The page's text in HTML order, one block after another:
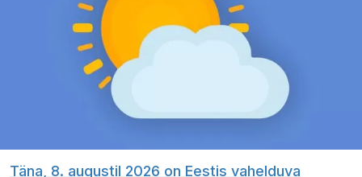
Täna, 8. augustil 2026 on Eestis vahelduva